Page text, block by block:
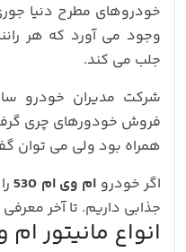
خودروهای مطرح دنیا
وجود می آورد که هر
جلب می کند.
فروش خودورهای چری
همراه بود ولی می توان
اگر خودرو ام وی ام 530
جذابی داریم. تا آخر
انواع مانیتور ام